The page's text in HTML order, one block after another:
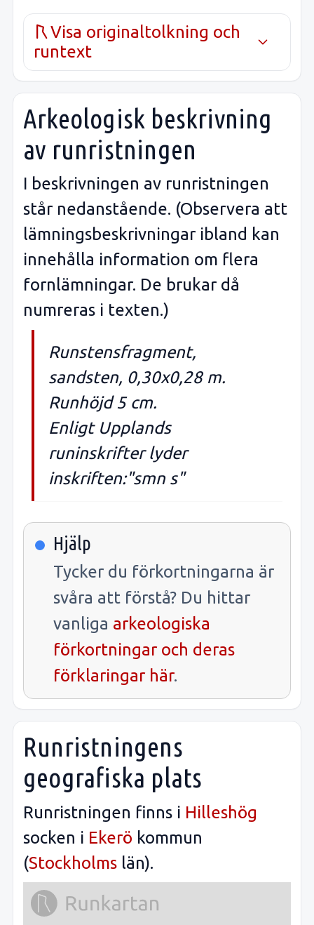
Visa originaltolkning och
runtext
Arkeologisk beskrivning
av runristningen
I beskrivningen av runristningen
står nedanstående. (Observera att
lämningsbeskrivningar ibland kan
innehålla information om flera
fornlämningar. De brukar då
numreras i texten.)
Runstensfragment,
sandsten, 0,30x0,28 m.
Runhöjd 5 cm.
Enligt Upplands
runinskrifter lyder
inskriften:"smn s"
Hjälp
Tycker du förkortningarna är
svåra att förstå? Du hittar
vanliga arkeologiska
förkortningar och deras
förklaringar här.
Runristningens
geografiska plats
Runristningen finns i Hilleshög
socken i Ekerö kommun
(Stockholms län).